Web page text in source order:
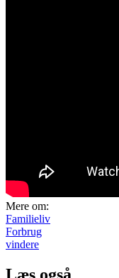
Mere om:
Familieliv
Forbrug
vindere